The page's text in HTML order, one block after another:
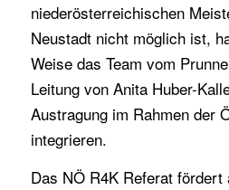
niederösterreichischen
Neustadt nicht möglich ist,
Weise das Team vom
Leitung von Anita Huber-
Austragung im Rahmen der
integrieren.
Das NÖ R4K Referat fördert